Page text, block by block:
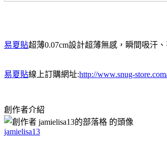
易夏貼超薄0.07cm設計超薄無感，瞬間吸汗
易夏貼線上訂購網址:http://www.snug-
創作者介紹
jamielisa13